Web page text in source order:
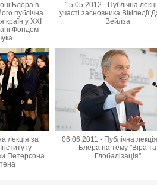
Блера в
публічна
країн у XXI
Фондом
15.05.2012 - Публічна
участі засновника Вікіпедії
Вейлза
лекція за
Петерсона
06.06.2011 - Публічна
Блера на тему "Віра та
Глобалізація"